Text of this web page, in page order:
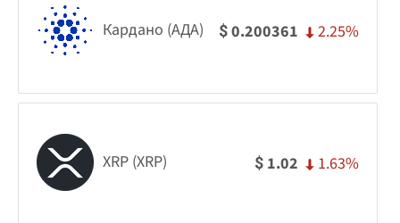
Кардано (АДА) $0.200361 2.25%
XRP (XRP) $ 1.02 1.63%